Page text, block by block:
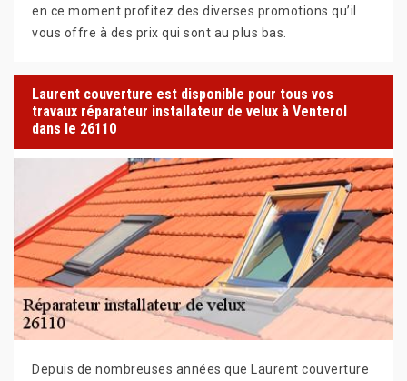
en ce moment profitez des diverses promotions qu’il
vous offre à des prix qui sont au plus bas.
Laurent couverture est disponible pour tous vos
travaux réparateur installateur de velux à Venterol
dans le 26110
Depuis de nombreuses années que Laurent couverture